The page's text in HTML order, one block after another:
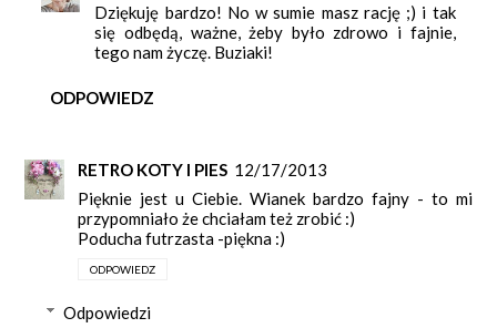
Dziękuję bardzo! No w sumie masz rację ;) i tak
się odbędą, ważne, żeby było zdrowo i fajnie,
tego nam życzę. Buziaki!
ODPOWIEDZ
RETRO KOTY I PIES 12/17/2013
Pięknie jest u Ciebie. Wianek bardzo fajny - to mi
przypomniało że chciałam też zrobić :)
Poducha futrzasta -piękna :)
ODPOWIEDZ
Odpowiedzi